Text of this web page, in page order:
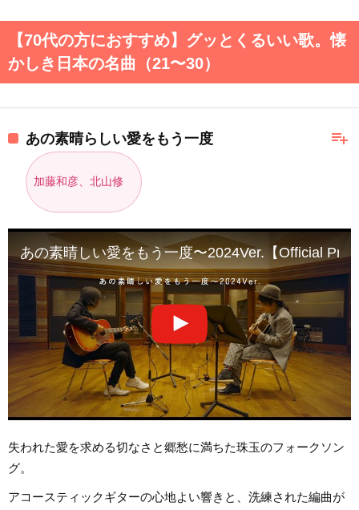
【70代の方におすすめ】グッとくるいい歌。懐
かしき日本の名曲（21〜30）
playlist_add
あの素晴らしい愛をもう一度
加藤和彦、北山修
あの素晴しい愛をもう一度〜2024Ver.【Official
失われた愛を求める切なさと郷愁に満ちた珠玉のフォークソン
グ。
アコースティックギターの心地よい響きと、洗練された編曲が